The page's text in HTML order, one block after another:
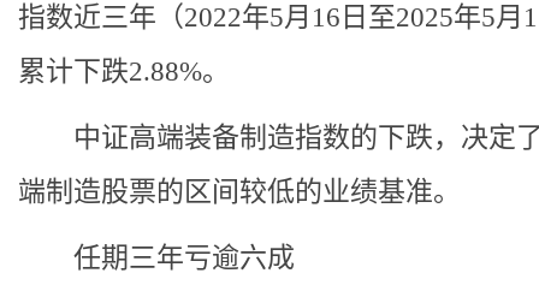
指数近三年（2022年5月16日至2025年5月
累计下跌2.88%。
中证高端装备制造指数的下跌，决定
端制造股票的区间较低的业绩基准。
任期三年亏逾六成